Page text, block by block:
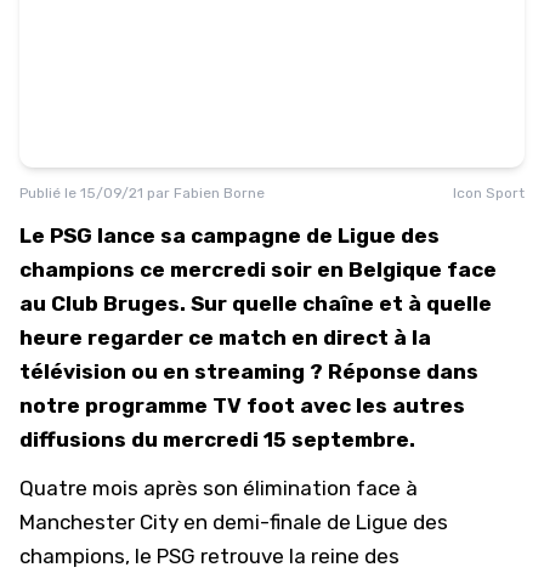
Publié le 15/09/21 par Fabien Borne Icon Sport
Le PSG lance sa campagne de Ligue des
champions ce mercredi soir en Belgique face
au Club Bruges. Sur quelle chaîne et à quelle
heure regarder ce match en direct à la
télévision ou en streaming ? Réponse dans
notre programme TV foot avec les autres
diffusions du mercredi 15 septembre.
Quatre mois après son élimination face à
Manchester City en demi-finale de Ligue des
champions, le PSG retrouve la reine des